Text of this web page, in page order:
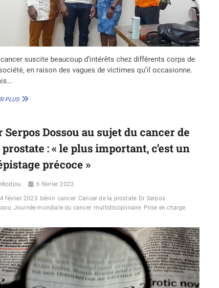
suscite beaucoup d’intérêts chez différents corps de
en raison des vagues de victimes qu’il occasionne.
PLUSCANCER
:
NOUVEAUX
ENREGISTRÉS
2022
Serpos Dossou au sujet du cancer de
: « le plus important, c’est un
précoce »
Miodjou 6 février 2023
4 février 2023 bénin cancer Cancer de la prostate Dr Serpos
Journée mondiale du cancer multidisciplinaire Prise en charge